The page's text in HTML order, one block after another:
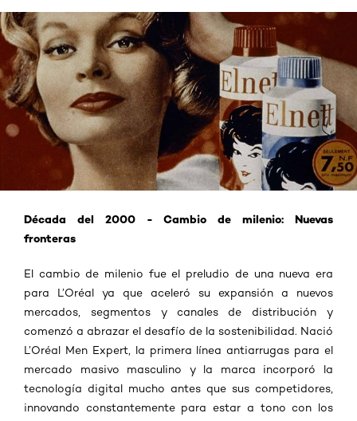
Década del 2000 - Cambio de milenio: Nuevas
fronteras
El cambio de milenio fue el preludio de una nueva era
para L’Oréal ya que aceleró su expansión a nuevos
mercados, segmentos y canales de distribución y
comenzó a abrazar el desafío de la sostenibilidad. Nació
L’Oréal Men Expert, la primera línea antiarrugas para el
mercado masivo masculino y la marca incorporó la
tecnología digital mucho antes que sus competidores,
innovando constantemente para estar a tono con los